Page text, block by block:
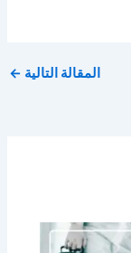
المقالة التالية ←